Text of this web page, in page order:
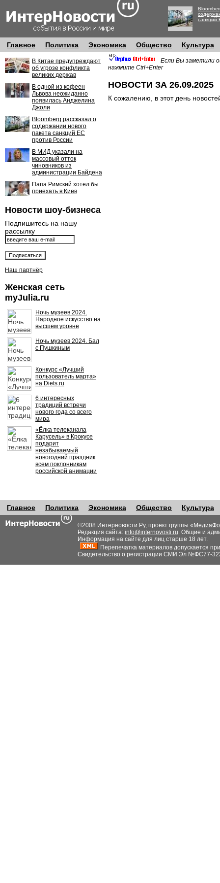
санкций
Главное Политика Экономика Общество Культура
В Китае предупреждают
об угрозе конфликта
великих держав
В одной из кофеен
Львова неожиданно
появилась Анджелина
Джоли
Bloomberg рассказал о
содержании нового
пакета санкций ЕС
против России
В МИД указали на
массовый отток
чиновников из
администрации Байдена
Папа Римский хотел бы
приехать в Киев
Новости шоу-бизнеса
Подпишитесь на нашу
рассылку
Наш партнёр
Женская сеть
myJulia.ru
Ночь музеев 2024.
Народное искусство на
высшем уровне
Ночь музеев 2024. Бал
с Пушкиным
Конкурс «Лучший
пользователь марта»
на Diets.ru
6 интересных
традиций встречи
нового года со всего
мира
«Ёлка телеканала
Карусель» в Крокусе
подарит
незабываемый
новогодний праздник
всем поклонникам
российской анимации
Если Вы заметили
нажмите Ctrl+Enter
НОВОСТИ ЗА 26.09.2025
К сожалению, в этот день
Главное Политика Экономика Общество Культура
©2008 Интерновости.Ру, проект группы «
Редакция сайта: info@internovosti.ru. Общие и
Информация на сайте для лиц старше 18 лет.
Перепечатка материалов допускается
Свидетельство о регистрации СМИ Эл №ФС77-